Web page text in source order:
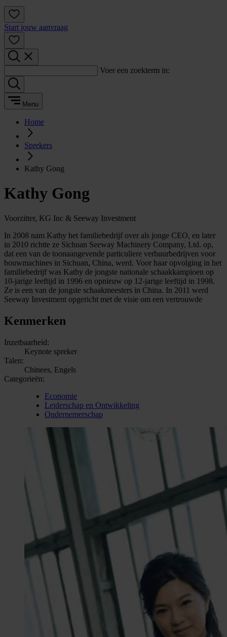
Start jouw aanvraag
Voer een zoekterm in:
Menu
Home
Sprekers
Kathy Gong
Kathy Gong
Voorzitter, KG Inc & Seeway Investment
In 2008 nam Kathy het familiebedrijf over als jonge CEO, en later
in 2010 richtte ze Sichuan Seeway Machinery Company, Ltd. op,
dat een van de toonaangevende particuliere verhuurbedrijven voor
bouwmachines in Sichuan, China, werd. Voor haar opvolging in het
familiebedrijf was Kathy de jongste nationale schaakkampioen op
10-jarige leeftijd in 1996 en opnieuw op 12-jarige leeftijd in 1998.
Ze is een van de jongste schaakmeesters in China. In 2011 werd
Seeway Investment opgericht met de visie om een vertrouwde
Kenmerken
Inzetbaarheid:
Keynote spreker
Talen:
Chinees, Engels
Categorieën:
Economie
Leiderschap en Ontwikkeling
Ondernemerschap